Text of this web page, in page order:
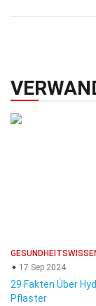
17 Sep 2024
29 Fakten Über
Pflaster